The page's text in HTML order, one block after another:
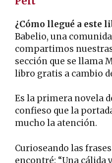
¿Cómo llegué a este
Babelio, una
compartimos
sección que se llama
libro gratis a cambio
Es la primera novela
confieso que la
mucho la atención.
Curioseando las
encontré: “Una